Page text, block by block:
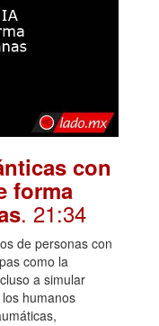
con
forma
. 21:34
de personas con
como la
a simular
humanos